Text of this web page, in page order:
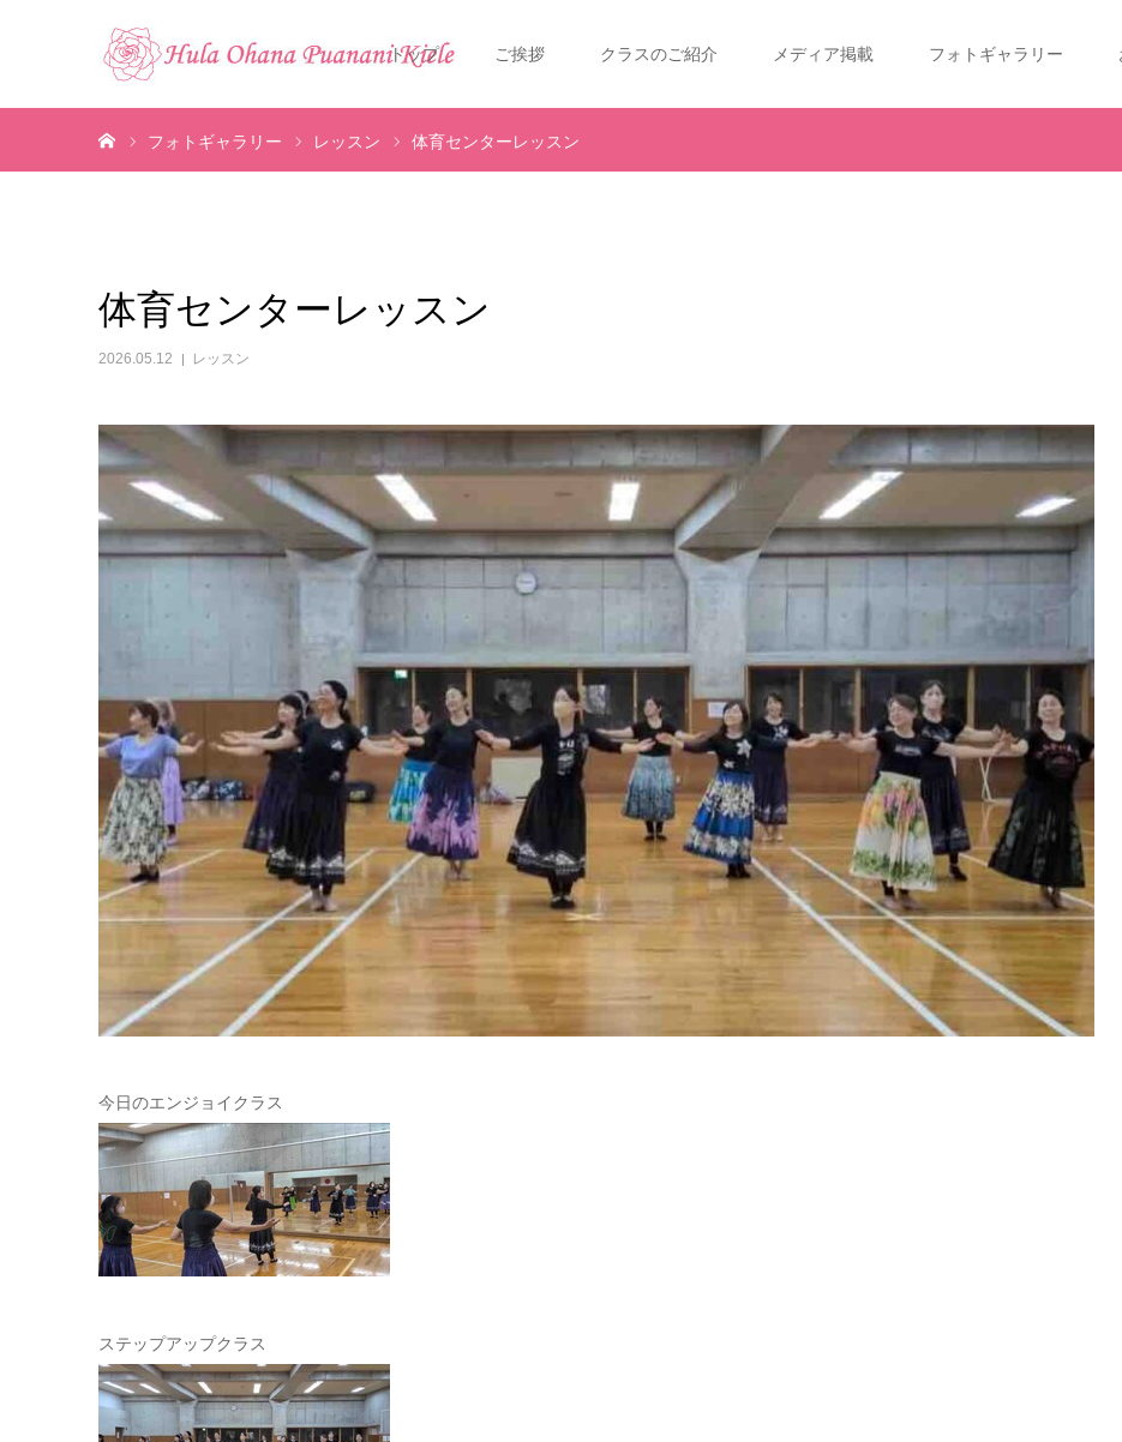
トップ ご挨拶 クラスのご紹介 メディア掲載 フォトギャラリー
フォトギャラリー レッスン 体育センターレッスン
体育センターレッスン
2026.05.12 レッスン
今日のエンジョイクラス
ステップアップクラス